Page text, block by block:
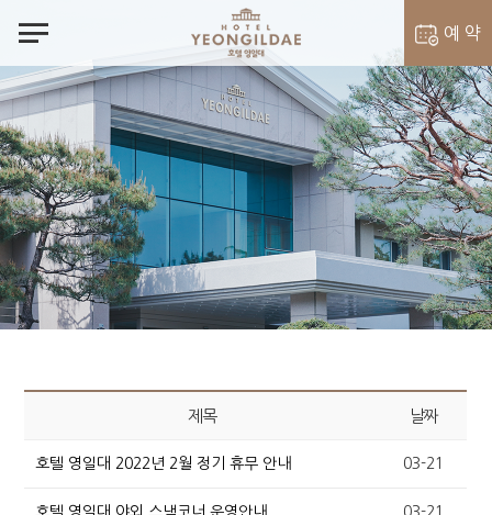
notes 예 약
객실 예약
벨라셰나 예약
제목 날짜
호텔 영일대 2022년 2월 정기 휴무 안내 03-21
호텔 영일대 야외 스낵코너 운영안내 03-21